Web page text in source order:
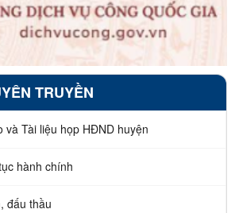
TRUYỀN
và Tài liệu họp HĐND huyện
hành chính
đấu thầu